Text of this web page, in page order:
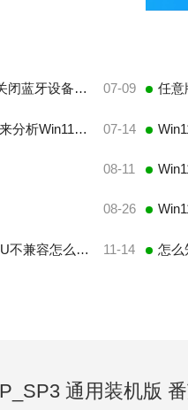
Win11怎样关闭蓝牙设备？Win11关闭蓝牙设备的方法 07-09
Win11系统稳定吗？以使用者角度来分析Win11稳定性能 07-14
08-11
08-26
7代CPU为什么不支持Win11？CPU不兼容怎么升级Win11 11-14
通用装机版